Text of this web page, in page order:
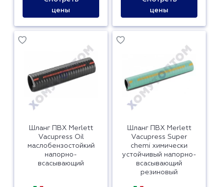
цены
цены
Шланг ПВХ Merlett
Vacupress Oil
маслобензостойкий
напорно-
всасывающий
Шланг ПВХ Merlett
Vacupress Super
chemi химически
устойчивый напорно-
всасывающий
резиновый